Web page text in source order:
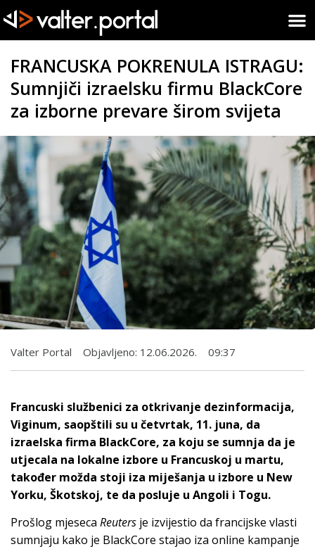
FRANCUSKA POKRENULA ISTRAGU:
Sumnjiči izraelsku firmu BlackCore
za izborne prevare širom svijeta
Valter Portal Objavljeno: 12.06.2026. 09:37
Francuski službenici za otkrivanje dezinformacija,
Viginum, saopštili su u četvrtak, 11. juna, da
izraelska firma BlackCore, za koju se sumnja da je
utjecala na lokalne izbore u Francuskoj u martu,
također možda stoji iza miješanja u izbore u New
Yorku, Škotskoj, te da posluje u Angoli i Togu.
Prošlog mjeseca Reuters je izvijestio da francijske vlasti
sumnjaju kako je BlackCore stajao iza online kampanje